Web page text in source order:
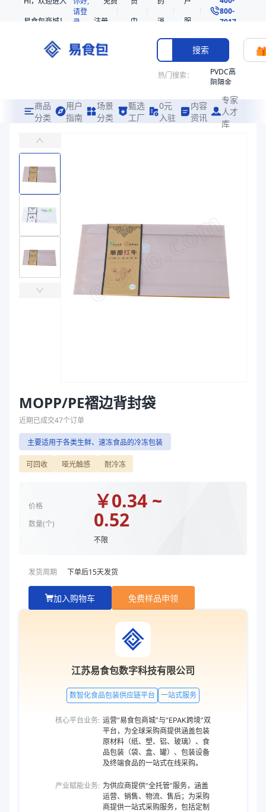
易食包商城！
请登
录
注册
中
消
息
服
务
800-
7017
搜索
热门搜索：
PVDC高
阻隔金
共挤热
收缩袋
221330
SE53
热收缩
拉伸膜
商品
分类
用户
指南
场景
分类
甄选
工厂
0元
入驻
内容
资讯
专家
人才
库
主要适用于各类生鲜、速冻食品的冷冻包装
产品卖点：可回收、哑光触感、耐冷冻
应用场景：主要适用于各类生鲜、速冻食品的冷冻包装
价格： ￥0.34 ~ ￥0.52
商品参数
商品分类
复合袋
产品结构
MOPP/PE
200、280
190、165
产品结构
MOPP/PE
厚度（μm）
200、280
长度（mm）
290、305
商品图片
MOPP/PE褶边背封袋
近期已成交47个订单
主要适用于各类生鲜、速冻食品的冷冻包装
可回收 哑光触感 耐冷冻
价格
数量(个)
￥0.34 ~
0.52
不限
发货周期 下单后15天发货
加入购物车 免费样品申领
江苏易食包数字科技有限公司
数智化食品包装供应链平台 一站式服务
核心平台业务: 运营“易食包商城”与“EPAK跨境”双
平台，为全球采购商提供涵盖包装
原材料（纸、塑、铝、玻璃）、食
品包装（袋、盒、罐）、包装设备
及终端食品的一站式在线采购。
产业赋能业务: 为供应商提供“全托管”服务，涵盖
运营、销售、物流、售后；为采购
商提供一站式采购服务，包括定制